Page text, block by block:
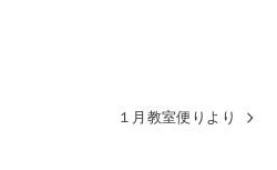
１月教室便りより